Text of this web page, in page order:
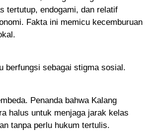
tertutup, endogami, dan relatif
Fakta ini memicu kecemburuan
berfungsi sebagai stigma sosial.
Penanda bahwa Kalang
halus untuk menjaga jarak kelas
tanpa perlu hukum tertulis.